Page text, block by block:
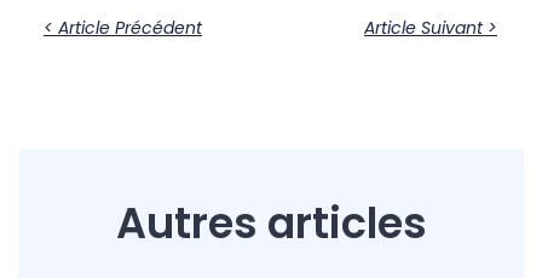
< Article Précédent Article Suivant >
Autres articles